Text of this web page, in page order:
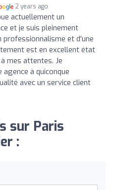
2 years ago
actuellement un
et je suis pleinement
et d'une
est en excellent état
mes attentes. Je
à quiconque
avec un service client
sur Paris
: